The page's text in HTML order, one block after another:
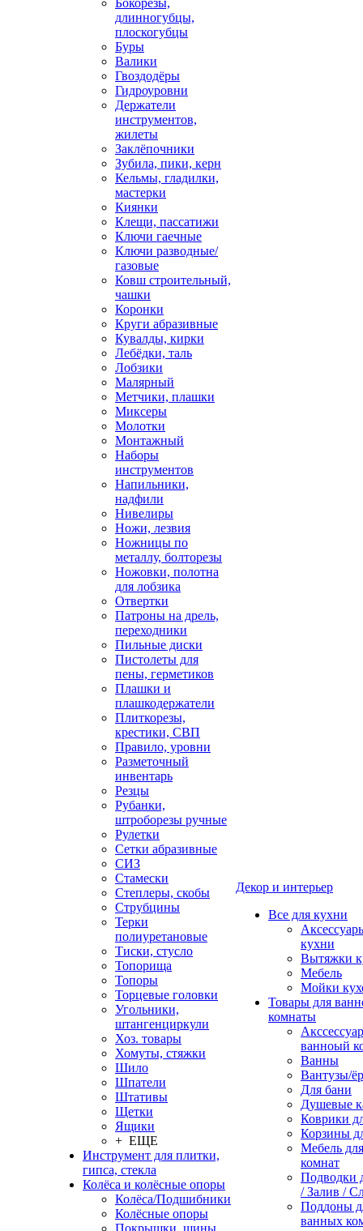
Бокорезы,
длинногубцы,
плоскогубцы
Буры
Валики
Гвоздодёры
Гидроуровни
Держатели
инструментов,
жилеты
Заклёпочники
Зубила, пики, керн
Кельмы, гладилки,
мастерки
Киянки
Клещи, пассатижи
Ключи гаечные
Ключи разводные/
газовые
Ковш строительный,
чашки
Коронки
Круги абразивные
Кувалды, кирки
Лебёдки, таль
Лобзики
Малярный
Метчики, плашки
Миксеры
Молотки
Монтажный
Наборы
инструментов
Напильники,
надфили
Нивелиры
Ножи, лезвия
Ножницы по
металлу, болторезы
Ножовки, полотна
для лобзика
Отвертки
Патроны на дрель,
переходники
Пильные диски
Пистолеты для
пены, герметиков
Плашки и
плашкодержатели
Плиткорезы,
крестики, СВП
Правило, уровни
Разметочный
инвентарь
Резцы
Рубанки,
штроборезы ручные
Рулетки
Сетки абразивные
СИЗ
Стамески
Степлеры, скобы
Струбцины
Терки
полиуретановые
Тиски, стусло
Топорища
Топоры
Торцевые головки
Угольники,
штангенциркули
Хоз. товары
Хомуты, стяжки
Шило
Шпатели
Штативы
Щетки
Ящики
+ ЕЩЕ
Инструмент для плитки,
гипса, стекла
Колёса и колёсные опоры
Колёса/Подшибники
Колёсные опоры
Покрышки, шины,
Декор и интерьер
Все для кухни
кухни
Вытяжки
Мебель
Мойки
Товары для
комнаты
ванноый
Ванны
Вантузы/
Для бани
Душевые
Коврики
Корзины
Мебель
комнат
Подводки
/ Залив /
Поддоны
ванных